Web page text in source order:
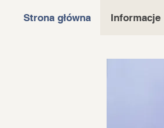
Strona główna Informacje